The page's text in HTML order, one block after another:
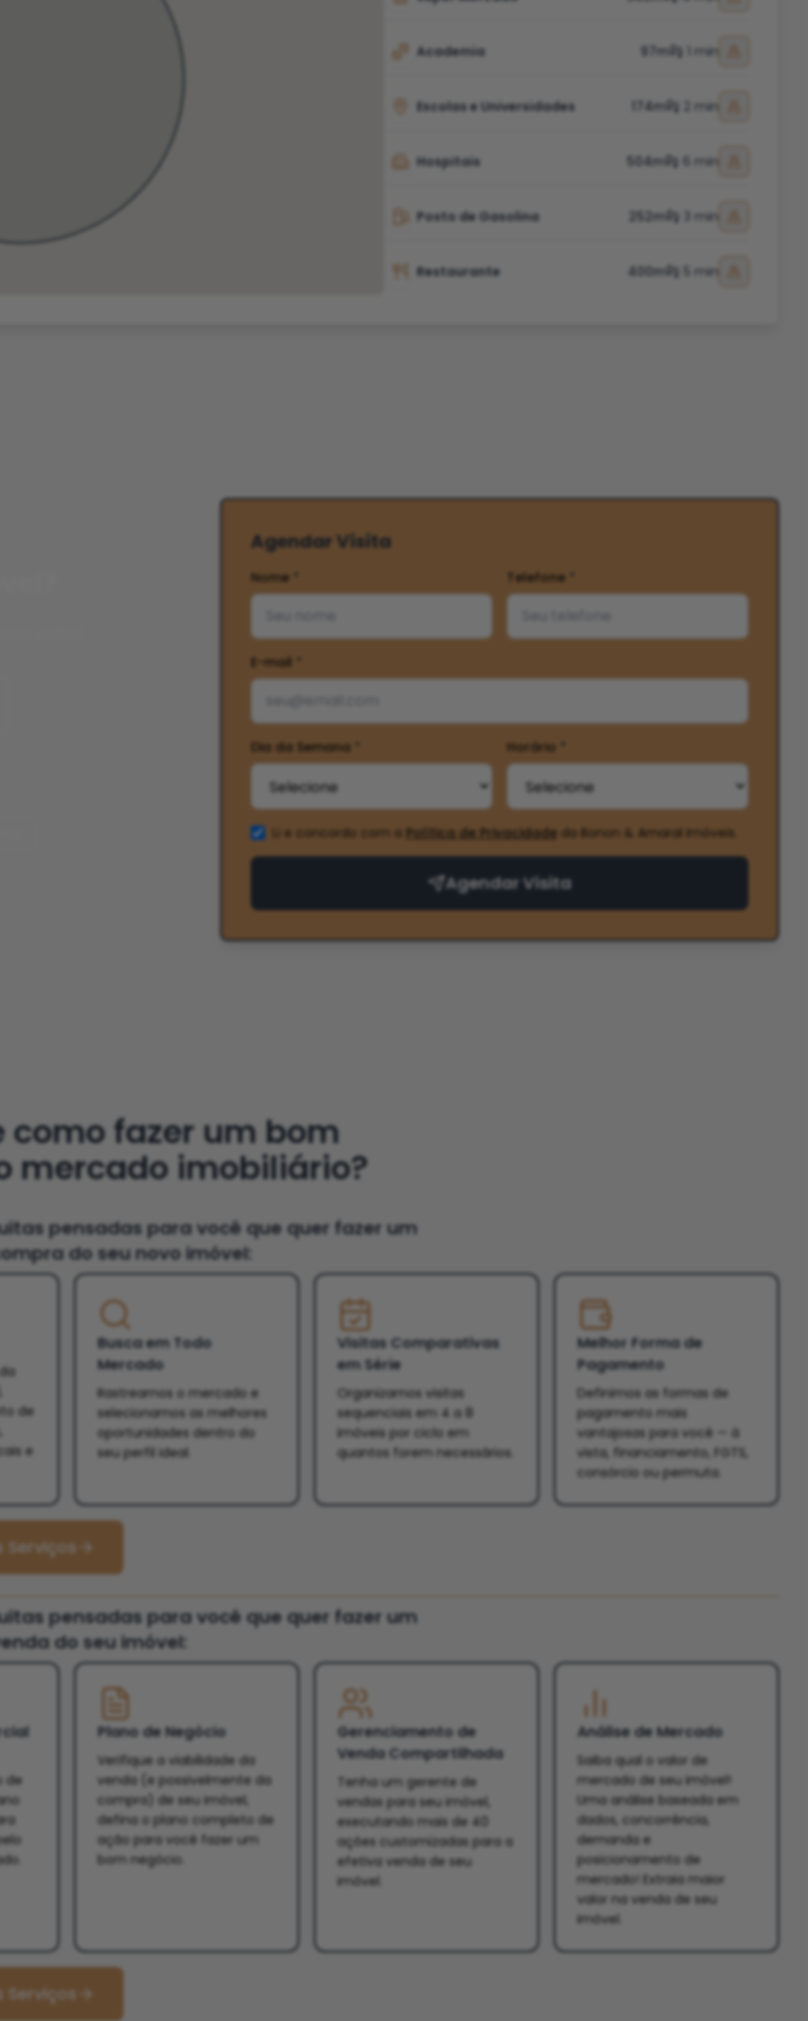
Academia 97m 1 min
Escolas e Universidades 174m 2 min
Hospitais 504m 6 min
Posto de Gasolina 252m 3 min
Restaurante 400m 5 min
Agendar Visita
Nome * Telefone *
E-mail *
Dia da Semana * Horário *
Li e concordo com a Política de Privacidade da Bonon & Amaral Imóveis
Agendar Visita
como fazer um bom
mercado imobiliário?
pensadas para você que quer fazer um
do seu novo imóvel:
de
e
Busca em Todo
Mercado
Rastreamos o mercado e
selecionamos as melhores
oportunidades dentro do
seu perfil ideal.
Visitas Comparativas
em Série
Organizamos visitas
sequenciais em 4 a 8
imóveis por ciclo em
quantos forem necessários.
Melhor Forma de
Pagamento
Definimos as formas de
pagamento mais
vantajosas para você — à
vista, financiamento, FGTS,
consórcio ou permuta.
Serviços
pensadas para você que quer fazer um
do seu imóvel:
de
Plano de Negócio
Verifique a viabilidade da
venda (e possivelmente da
compra) de seu imóvel,
defina o plano completo de
ação para você fazer um
bom negócio.
Gerenciamento de
Venda Compartilhada
Tenha um gerente de
vendas para seu imóvel,
executando mais de 40
ações customizadas para a
efetiva venda de seu
imóvel.
Análise de Mercado
Saiba qual o valor de
mercado de seu imóvel!
Uma análise baseada em
dados, concorrência,
demanda e
posicionamento de
mercado! Extraia maior
valor na venda de seu
imóvel.
Serviços